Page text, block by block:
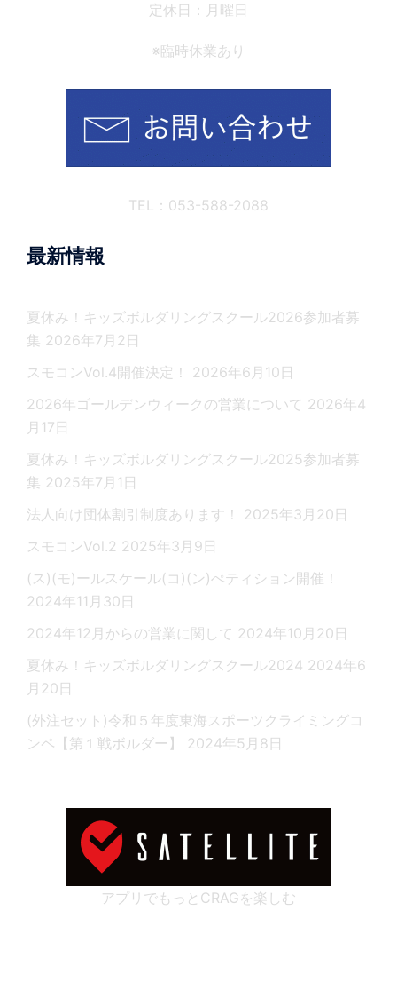
定休日：月曜日
※臨時休業あり
TEL：053-588-2088
最新情報
夏休み！キッズボルダリングスクール2026参加者募
集 2026年7月2日
スモコンVol.4開催決定！
2026年6月10日
2026年ゴールデンウィークの営業について 2026年4
月17日
夏休み！キッズボルダリングスクール2025参加者募
集 2025年7月1日
法人向け団体割引制度あります！
2025年3月20日
スモコンVol.2 2025年3月9日
(ス)(モ)ールスケール(コ)(ン)ぺティション開催！
2024年11月30日
2024年12月からの営業に関して 2024年10月20日
夏休み！キッズボルダリングスクール2024 2024年6
月20日
(外注セット)令和５年度東海スポーツクライミングコ
ンペ【第１戦ボルダー】
2024年5月8日
アプリでもっとCRAGを楽しむ